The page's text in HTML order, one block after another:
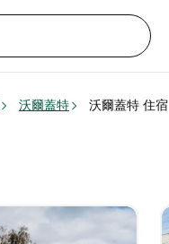
沃爾蓋特 沃爾蓋特 住宿